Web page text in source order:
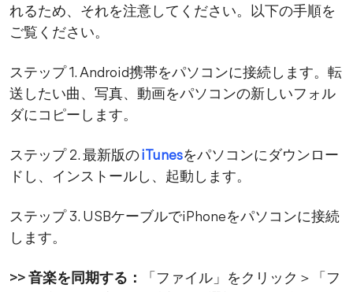
れるため、それを注意してください。以下の手順を
ご覧ください。
ステップ 1. Android携帯をパソコンに接続します。転
送したい曲、写真、動画をパソコンの新しいフォル
ダにコピーします。
ステップ 2. 最新版のiTunesをパソコンにダウンロー
ドし、インストールし、起動します。
ステップ 3. USBケーブルでiPhoneをパソコンに接続
します。
>> 音楽を同期する：
「ファイル」をクリック＞「フ